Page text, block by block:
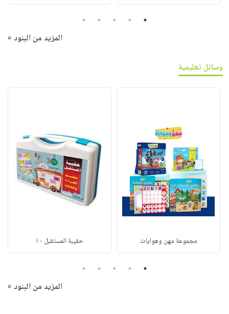
1
2
3
4
5
المزيد من البنود »
وسائل تعليمية
مجموعة مهن وهوايات حقيبة المستقبل - ا
1
2
3
4
5
المزيد من البنود »